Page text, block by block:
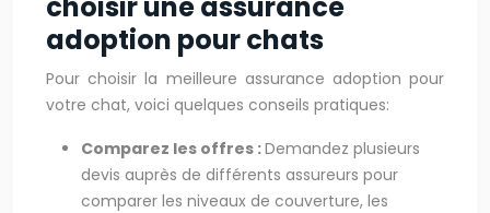
adoption pour chats
Pour choisir la meilleure assurance adoption pour
votre chat, voici quelques conseils pratiques:
Comparez les offres :Demandez plusieurs
devis auprès de différents assureurs pour
comparer les niveaux de couverture, les